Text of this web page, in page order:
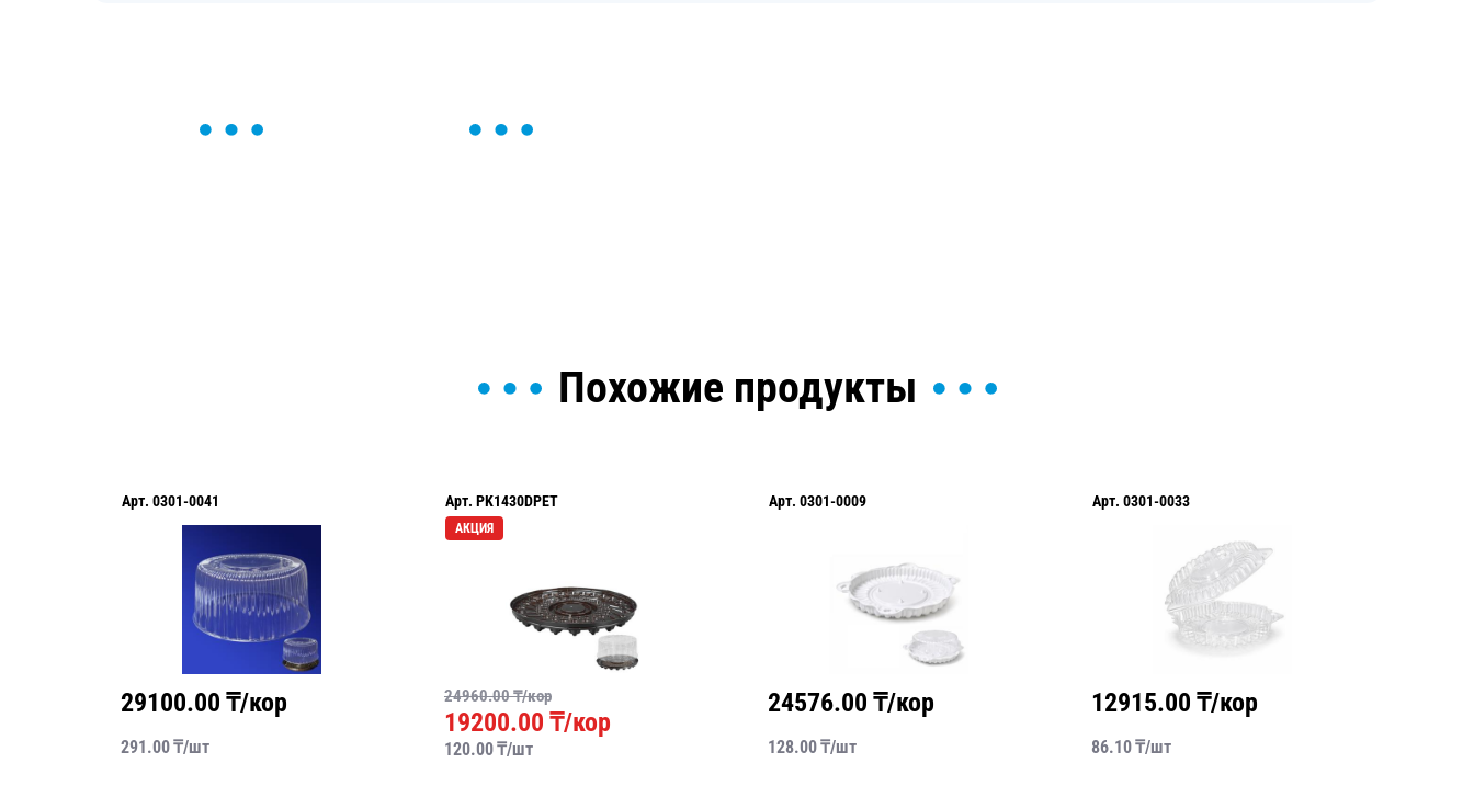
Похожие продукты
Арт. 0301-0041
29100.00 ₸/кор
291.00₸/шт
Арт. PK1430DPET
АКЦИЯ
24960.00₸/кор
19200.00 ₸/кор
120.00₸/шт
Арт. 0301-0009
24576.00 ₸/кор
128.00₸/шт
Арт. 0301-0033
12915.00 ₸/кор
86.10₸/шт